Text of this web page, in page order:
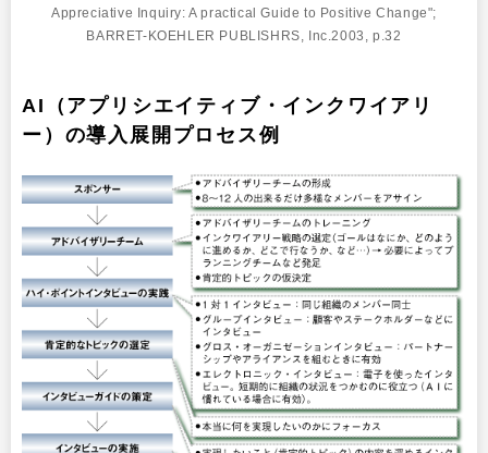
Appreciative Inquiry: A practical Guide to Positive Change";
BARRET-KOEHLER PUBLISHRS, Inc.2003, p.32
AI（アプリシエイティブ・インクワイアリ
ー）の導入展開プロセス例